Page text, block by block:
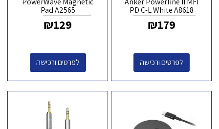
PD C-L White A8618
₪179
לפרטים ורכישה
Pad A2565
₪129
לפרטים ורכישה